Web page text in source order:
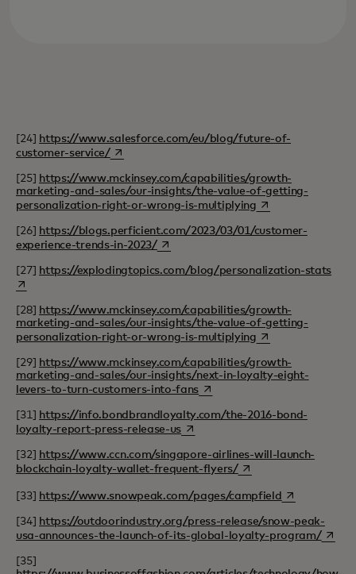
[24] https://www.salesforce.com/eu/blog/future-of-
customer-service/opens in a new tab
[25] https://www.mckinsey.com/capabilities/growth-
marketing-and-sales/our-insights/the-value-of-getting-
personalization-right-or-wrong-is-multiplyingopens in a new tab
[26] https://blogs.perficient.com/2023/03/01/customer-
experience-trends-in-2023/opens in a new tab
[27] https://explodingtopics.com/blog/personalization-stats
[28] https://www.mckinsey.com/capabilities/growth-
marketing-and-sales/our-insights/the-value-of-getting-
personalization-right-or-wrong-is-multiplyingopens in a new tab
[29] https://www.mckinsey.com/capabilities/growth-
marketing-and-sales/our-insights/next-in-loyalty-eight-
levers-to-turn-customers-into-fans opens in a new tab
[31] https://info.bondbrandloyalty.com/the-2016-bond-
loyalty-report-press-release-us opens in a new tab
[32] https://www.ccn.com/singapore-airlines-will-launch-
blockchain-loyalty-wallet-frequent-flyers/opens in a new tab
[33] https://www.snowpeak.com/pages/campfieldopens in a
[34] https://outdoorindustry.org/press-release/snow-peak-
usa-announces-the-launch-of-its-global-loyalty-program/opens
[35]